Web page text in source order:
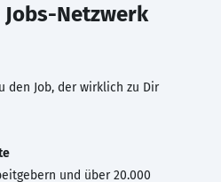
Jobs-Netzwerk
den Job, der wirklich zu Dir
und über 20.000